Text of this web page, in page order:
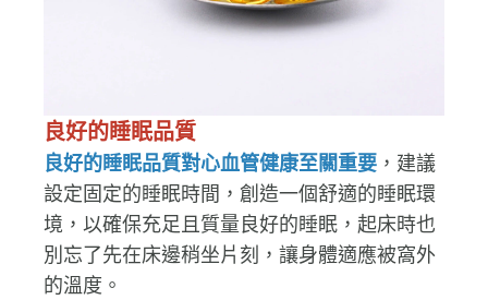
良好的睡眠品質
良好的睡眠品質對心血管健康至關重要，建議
設定固定的睡眠時間，創造一個舒適的睡眠環
境，以確保充足且質量良好的睡眠，起床時也
別忘了先在床邊稍坐片刻，讓身體適應被窩外